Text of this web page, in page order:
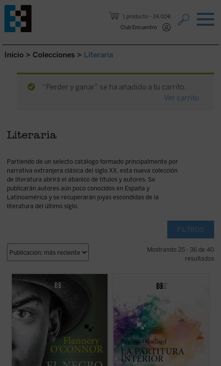
1 producto
24,00€
Club Encuentro
Saltar al contenido.
Inicio > Colecciones > Literaria
“Perder y ganar” se ha añadido a tu carrito.
Ver carrito
Literaria
Partiendo de un selecto catálogo formado principalmente por
narrativa extranjera clásica del siglo XX, esta nueva colección
de literatura abrirá el abanico de títulos y autores. Se
publicarán autores aún poco conocidos en España y
Latinoamérica y se recuperarán joyas escondidas de la
literatura del último siglo.
FILTROS
Mostrando 25 - 36 de 40
resultados
La presente antología recoge ocho cuentos
representativos y algunos ensayos breves
escritos en «Andalusia», la finca familiar en
la que O'Connor vivió sus últimos años. Son
historias que escuecen y sacuden las
entrañas de quien las lee, en ...
las historias de vida de Charlotte, «la loca
del pueblo», y Jan, un músico holandés
quien huye de un amor perdido, tienen en
común una búsqueda espiritual de
trascendiencia y belleza, una relación ...
(ver ficha)